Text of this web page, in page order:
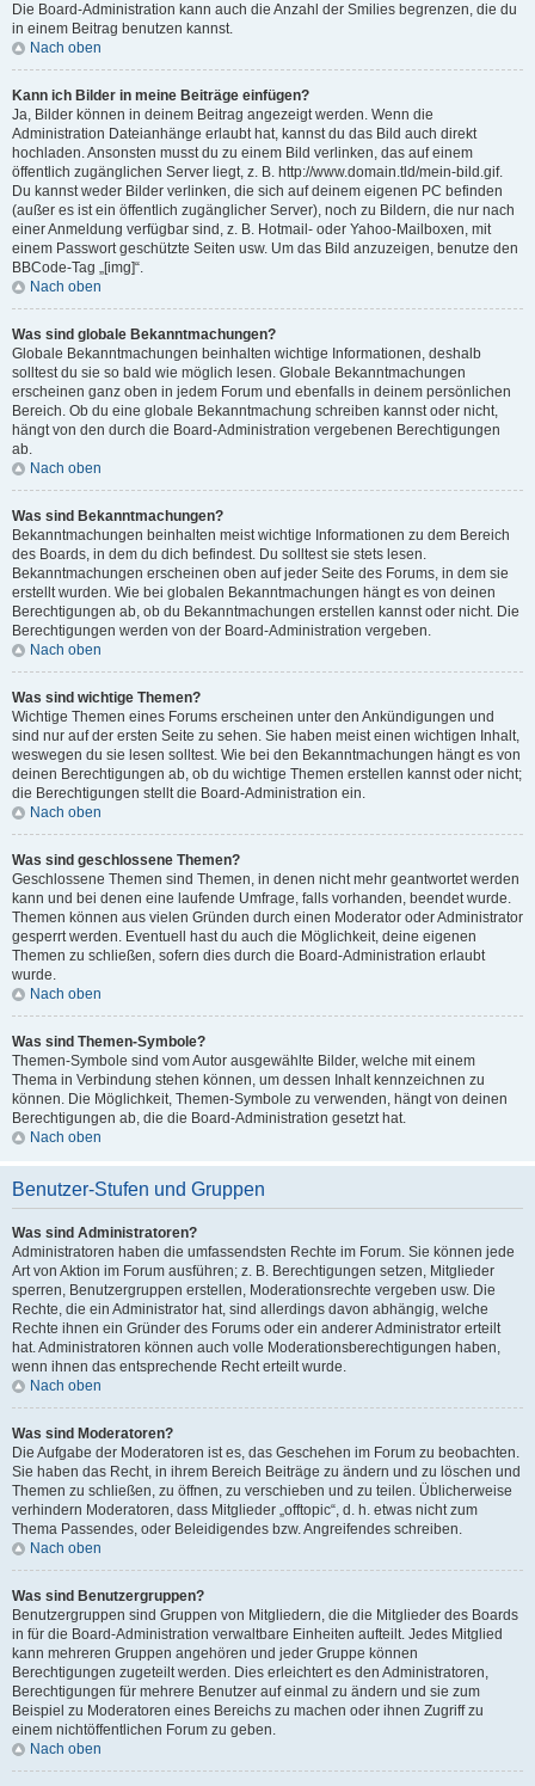
Die Board-Administration kann auch die Anzahl der Smilies begrenzen, die du
in einem Beitrag benutzen kannst.
Nach oben
Kann ich Bilder in meine Beiträge einfügen?
Ja, Bilder können in deinem Beitrag angezeigt werden. Wenn die
Administration Dateianhänge erlaubt hat, kannst du das Bild auch direkt
hochladen. Ansonsten musst du zu einem Bild verlinken, das auf einem
öffentlich zugänglichen Server liegt, z. B. http://www.domain.tld/mein-bild.gif.
Du kannst weder Bilder verlinken, die sich auf deinem eigenen PC befinden
(außer es ist ein öffentlich zugänglicher Server), noch zu Bildern, die nur nach
einer Anmeldung verfügbar sind, z. B. Hotmail- oder Yahoo-Mailboxen, mit
einem Passwort geschützte Seiten usw. Um das Bild anzuzeigen, benutze den
BBCode-Tag „[img]“.
Nach oben
Was sind globale Bekanntmachungen?
Globale Bekanntmachungen beinhalten wichtige Informationen, deshalb
solltest du sie so bald wie möglich lesen. Globale Bekanntmachungen
erscheinen ganz oben in jedem Forum und ebenfalls in deinem persönlichen
Bereich. Ob du eine globale Bekanntmachung schreiben kannst oder nicht,
hängt von den durch die Board-Administration vergebenen Berechtigungen
ab.
Nach oben
Was sind Bekanntmachungen?
Bekanntmachungen beinhalten meist wichtige Informationen zu dem Bereich
des Boards, in dem du dich befindest. Du solltest sie stets lesen.
Bekanntmachungen erscheinen oben auf jeder Seite des Forums, in dem sie
erstellt wurden. Wie bei globalen Bekanntmachungen hängt es von deinen
Berechtigungen ab, ob du Bekanntmachungen erstellen kannst oder nicht. Die
Berechtigungen werden von der Board-Administration vergeben.
Nach oben
Was sind wichtige Themen?
Wichtige Themen eines Forums erscheinen unter den Ankündigungen und
sind nur auf der ersten Seite zu sehen. Sie haben meist einen wichtigen Inhalt,
weswegen du sie lesen solltest. Wie bei den Bekanntmachungen hängt es von
deinen Berechtigungen ab, ob du wichtige Themen erstellen kannst oder nicht;
die Berechtigungen stellt die Board-Administration ein.
Nach oben
Was sind geschlossene Themen?
Geschlossene Themen sind Themen, in denen nicht mehr geantwortet werden
kann und bei denen eine laufende Umfrage, falls vorhanden, beendet wurde.
Themen können aus vielen Gründen durch einen Moderator oder Administrator
gesperrt werden. Eventuell hast du auch die Möglichkeit, deine eigenen
Themen zu schließen, sofern dies durch die Board-Administration erlaubt
wurde.
Nach oben
Was sind Themen-Symbole?
Themen-Symbole sind vom Autor ausgewählte Bilder, welche mit einem
Thema in Verbindung stehen können, um dessen Inhalt kennzeichnen zu
können. Die Möglichkeit, Themen-Symbole zu verwenden, hängt von deinen
Berechtigungen ab, die die Board-Administration gesetzt hat.
Nach oben
Benutzer-Stufen und Gruppen
Was sind Administratoren?
Administratoren haben die umfassendsten Rechte im Forum. Sie können jede
Art von Aktion im Forum ausführen; z. B. Berechtigungen setzen, Mitglieder
sperren, Benutzergruppen erstellen, Moderationsrechte vergeben usw. Die
Rechte, die ein Administrator hat, sind allerdings davon abhängig, welche
Rechte ihnen ein Gründer des Forums oder ein anderer Administrator erteilt
hat. Administratoren können auch volle Moderationsberechtigungen haben,
wenn ihnen das entsprechende Recht erteilt wurde.
Nach oben
Was sind Moderatoren?
Die Aufgabe der Moderatoren ist es, das Geschehen im Forum zu beobachten.
Sie haben das Recht, in ihrem Bereich Beiträge zu ändern und zu löschen und
Themen zu schließen, zu öffnen, zu verschieben und zu teilen. Üblicherweise
verhindern Moderatoren, dass Mitglieder „offtopic“, d. h. etwas nicht zum
Thema Passendes, oder Beleidigendes bzw. Angreifendes schreiben.
Nach oben
Was sind Benutzergruppen?
Benutzergruppen sind Gruppen von Mitgliedern, die die Mitglieder des Boards
in für die Board-Administration verwaltbare Einheiten aufteilt. Jedes Mitglied
kann mehreren Gruppen angehören und jeder Gruppe können
Berechtigungen zugeteilt werden. Dies erleichtert es den Administratoren,
Berechtigungen für mehrere Benutzer auf einmal zu ändern und sie zum
Beispiel zu Moderatoren eines Bereichs zu machen oder ihnen Zugriff zu
einem nichtöffentlichen Forum zu geben.
Nach oben